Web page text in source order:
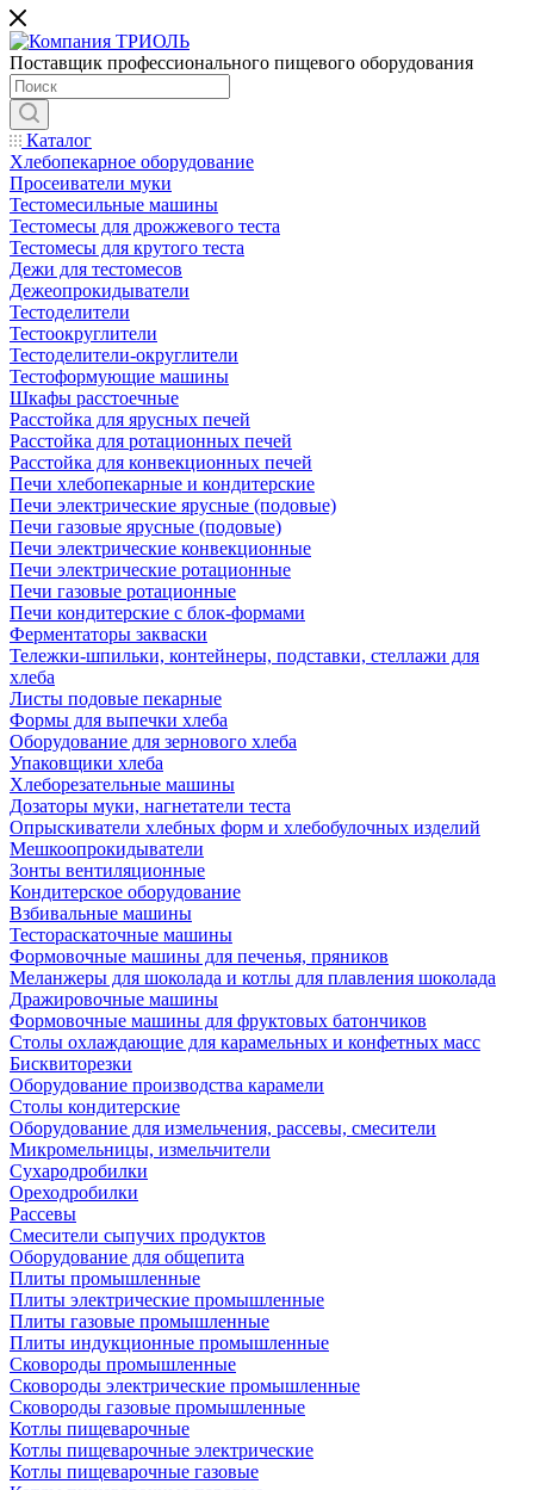
Поставщик профессионального пищевого оборудования
Каталог
Хлебопекарное оборудование
Просеиватели муки
Тестомесильные машины
Тестомесы для дрожжевого теста
Тестомесы для крутого теста
Дежи для тестомесов
Дежеопрокидыватели
Тестоделители
Тестоокруглители
Тестоделители-округлители
Тестоформующие машины
Шкафы расстоечные
Расстойка для ярусных печей
Расстойка для ротационных печей
Расстойка для конвекционных печей
Печи хлебопекарные и кондитерские
Печи электрические ярусные (подовые)
Печи газовые ярусные (подовые)
Печи электрические конвекционные
Печи электрические ротационные
Печи газовые ротационные
Печи кондитерские с блок-формами
Ферментаторы закваски
Тележки-шпильки, контейнеры, подставки, стеллажи для
хлеба
Листы подовые пекарные
Формы для выпечки хлеба
Оборудование для зернового хлеба
Упаковщики хлеба
Хлеборезательные машины
Дозаторы муки, нагнетатели теста
Опрыскиватели хлебных форм и хлебобулочных изделий
Мешкоопрокидыватели
Зонты вентиляционные
Кондитерское оборудование
Взбивальные машины
Тестораскаточные машины
Формовочные машины для печенья, пряников
Меланжеры для шоколада и котлы для плавления шоколада
Дражировочные машины
Формовочные машины для фруктовых батончиков
Столы охлаждающие для карамельных и конфетных масс
Бисквиторезки
Оборудование производства карамели
Столы кондитерские
Оборудование для измельчения, рассевы, смесители
Микромельницы, измельчители
Сухародробилки
Ореходробилки
Рассевы
Смесители сыпучих продуктов
Оборудование для общепита
Плиты промышленные
Плиты электрические промышленные
Плиты газовые промышленные
Плиты индукционные промышленные
Сковороды промышленные
Сковороды электрические промышленные
Сковороды газовые промышленные
Котлы пищеварочные
Котлы пищеварочные электрические
Котлы пищеварочные газовые